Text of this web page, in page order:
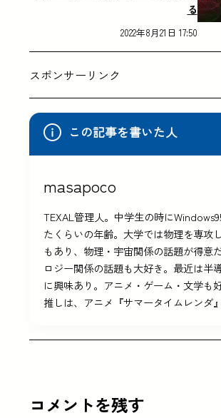
る
2022年8月21日 17:50
スポンサーリンク
この記事を書いた人
masapoco
TEXAL管理人。中学生の時に
たくらいの年齢。大学では物理を専攻
もあり、物理・宇宙関係の話題が得意
ロジー関係の話題も大好き。最近は半
に興味あり。アニメ・ゲーム・文学も
推しは、アニメ『サマータイムレンダ』
コメントを残す